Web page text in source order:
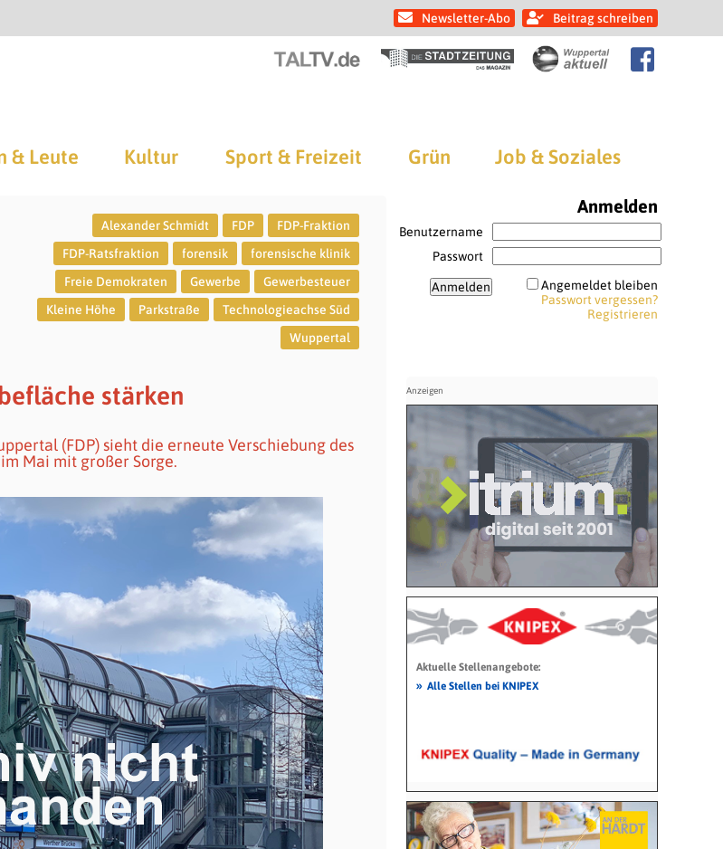
Newsletter-Abo Beitrag schreiben
& Leute Kultur Sport & Freizeit Grün Job & Soziales
Alexander Schmidt FDP
FDP-Fraktion
FDP-Ratsfraktion
forensik
forensische klinik
Freie Demokraten
Gewerbe
Gewerbesteuer
Kleine Höhe
Parkstraße
Technologieachse Süd
Wuppertal
stärken
(FDP) sieht die erneute Verschiebung des
Mai mit großer Sorge.
Anmelden
Benutzername
Passwort
Angemeldet bleiben
Passwort vergessen?
Registrieren
Aktuelle Stellenangebote:
» Alle Stellen bei KNIPEX